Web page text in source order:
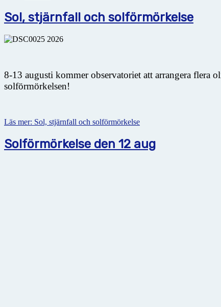
Sol, stjärnfall och solförmörkelse
8-13 augusti kommer observatoriet att arrangera flera
solförmörkelsen!
Läs mer: Sol, stjärnfall och solförmörkelse
Solförmörkelse den 12 aug